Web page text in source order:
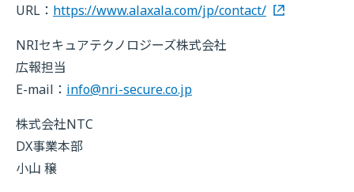
URL： https://www.alaxala.com/jp/contact/
NRIセキュアテクノロジーズ株式会社
広報担当
E-mail： info@nri-secure.co.jp
株式会社NTC
DX事業本部
小山 穣